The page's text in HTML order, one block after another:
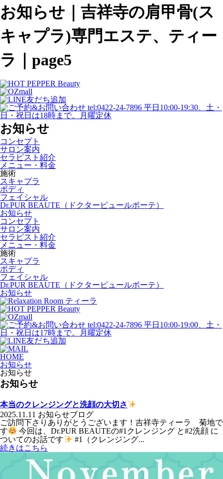
お知らせ｜吉祥寺の肩甲骨(ス
キャプラ)専門エステ、ティー
ラ｜page5
お知らせ
コンセプト
サロン案内
セラピスト紹介
メニュー・料金
施術
スキャプラ
ボディ
フェイシャル
Dr.PUR BEAUTE（ドクターピュールボーテ）
お知らせ
コンセプト
サロン案内
セラピスト紹介
メニュー・料金
施術
スキャプラ
ボディ
フェイシャル
Dr.PUR BEAUTE（ドクターピュールボーテ）
お知らせ
HOME
お知らせ
お知らせ
お知らせ
本当のクレンジングと洗顔の大切さ
2025.11.11 お知らせブログ
ご訪問下さりありがとうございます！吉祥寺ティーラ 菊地で
す
今回は、Dr.PUR BEAUTEの#1クレンジング と#2洗顔 に
ついてのお話です
#1（クレンジング...
続きはこちら